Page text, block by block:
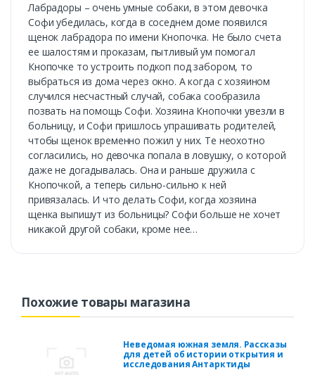
Лабрадоры – очень умные собаки, в этом девочка
Софи убедилась, когда в соседнем доме появился
щенок лабрадора по имени Кнопочка. Не было счета
ее шалостям и проказам, пытливый ум помогал
Кнопочке то устроить подкоп под забором, то
выбраться из дома через окно. А когда с хозяином
случился несчастный случай, собака сообразила
позвать на помощь Софи. Хозяина Кнопочки увезли в
больницу, и Софи пришлось упрашивать родителей,
чтобы щенок временно пожил у них. Те неохотно
согласились, но девочка попала в ловушку, о которой
даже не догадывалась. Она и раньше дружила с
Кнопочкой, а теперь сильно-сильно к ней
привязалась. И что делать Софи, когда хозяина
щенка выпишут из больницы? Софи больше не хочет
никакой другой собаки, кроме нее…
Похожие товары магазина
Неведомая южная земля. Рассказы
для детей об истории открытия и
исследования Антарктиды